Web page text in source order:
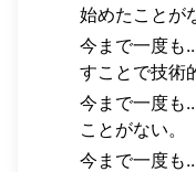
始めたことが
今まで一度も
すことで技術
今まで一度も
ことがない。
今まで一度も